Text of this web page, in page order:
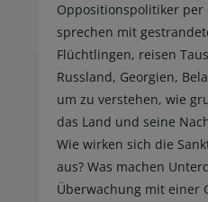
Oppositionspolitiker per
sprechen mit
Flüchtlingen, reisen
Russland, Georgien,
um zu verstehen, wie
das Land und seine
Wie wirken sich die
aus? Was machen
Überwachung mit einer